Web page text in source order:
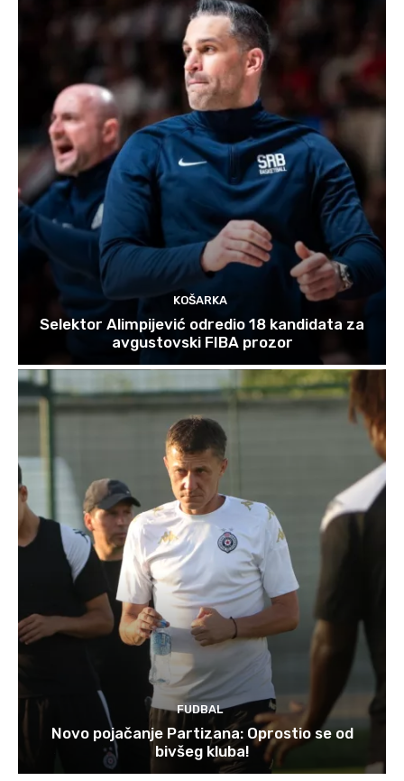
KOŠARKA
Selektor Alimpijević odredio 18 kandidata za
avgustovski FIBA prozor
FUDBAL
Novo pojačanje Partizana: Oprostio se od
bivšeg kluba!